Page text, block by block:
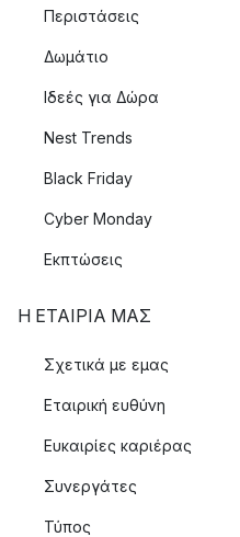
Περιστάσεις
Δωμάτιο
Ιδεές για Δώρα
Nest Trends
Black Friday
Cyber Monday
Εκπτώσεις
Η ΕΤΑΊΡΙΑ ΜΑΣ
Σχετικά με εμας
Εταιρική ευθύνη
Ευκαιρίες καριέρας
Συνεργάτες
Τύπος